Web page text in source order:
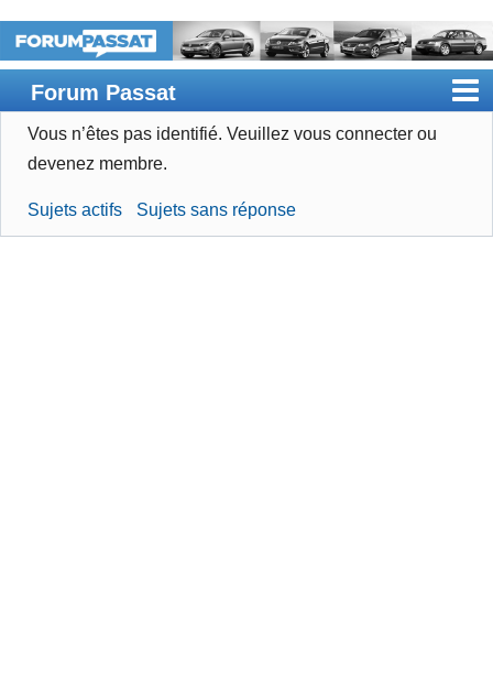
Forum Passat
Accueil
Devenir membre
Vous n’êtes pas identifié. Veuillez vous connecter ou
devenez membre.
Sujets actifs Sujets sans réponse